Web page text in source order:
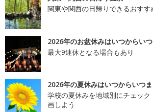
関東や関西の日帰りできるおすす
2026年のお盆休みはいつからい
最大9連休となる場合もあり
2026年の夏休みはいつからいつま
学校の夏休みを地域別にチェッ
画しよう